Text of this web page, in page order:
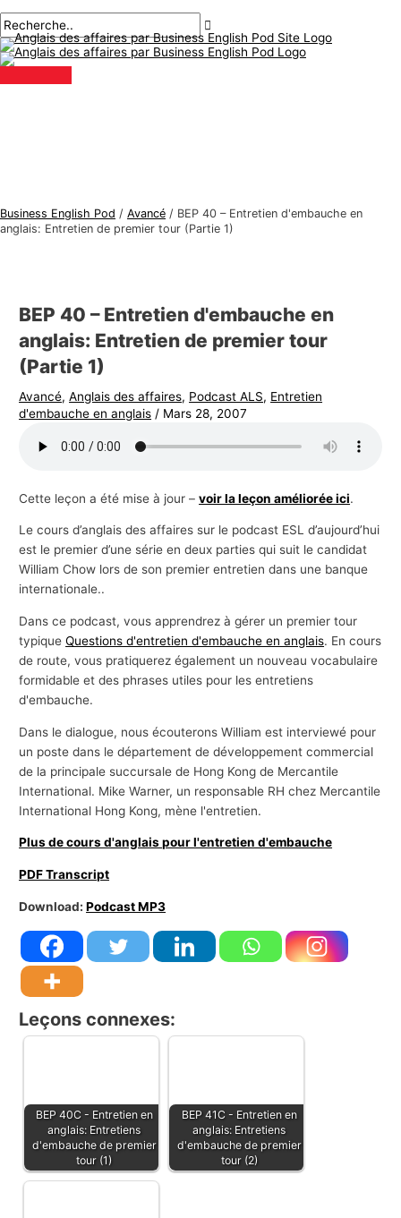
au
contenu
principal
Business English Pod / Avancé / BEP 40 – Entretien d'embauche en
anglais: Entretien de premier tour (Partie 1)
BEP 40 – Entretien d'embauche en
anglais: Entretien de premier tour
(Partie 1)
Avancé,Anglais des affaires, Podcast ALS, Entretien
d'embauche en anglais / Mars 28, 2007
Cette leçon a été mise à jour –voir la leçon améliorée ici.
Le cours d’anglais des affaires sur le podcast ESL d’aujourd’hui
est le premier d’une série en deux parties qui suit le candidat
William Chow lors de son premier entretien dans une banque
internationale..
Dans ce podcast, vous apprendrez à gérer un premier tour
typiqueQuestions d'entretien d'embauche en anglais. En cours
de route, vous pratiquerez également un nouveau vocabulaire
formidable et des phrases utiles pour les entretiens
d'embauche.
Dans le dialogue, nous écouterons William est interviewé pour
un poste dans le département de développement commercial
de la principale succursale de Hong Kong de Mercantile
International. Mike Warner, un responsable RH chez Mercantile
International Hong Kong, mène l'entretien.
Plus de cours d'anglais pour l'entretien d'embauche
PDF Transcript
Download:Podcast MP3
Leçons connexes:
BEP 40C - Entretien en
anglais: Entretiens
d'embauche de premier
tour (1)
BEP 41C - Entretien en
anglais: Entretiens
d'embauche de premier
tour (2)
des
articles
ici..
mail*
S
u
j
e
n
i
s
d
e
s
f
r
e
s
R
e
c
h
r